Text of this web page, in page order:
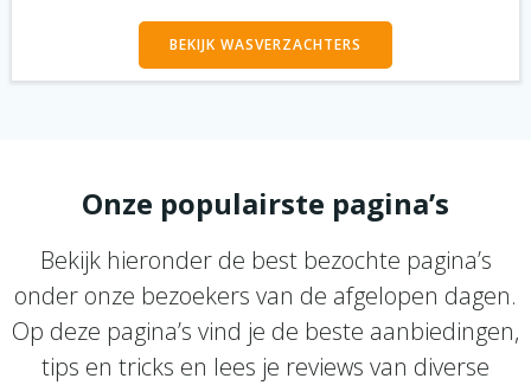
BEKIJK WASVERZACHTERS
Onze populairste pagina’s
Bekijk hieronder de best bezochte pagina’s
onder onze bezoekers van de afgelopen dagen.
Op deze pagina’s vind je de beste aanbiedingen,
tips en tricks en lees je reviews van diverse